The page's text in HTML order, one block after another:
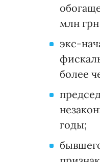
млн грн
экс-
более
годы;